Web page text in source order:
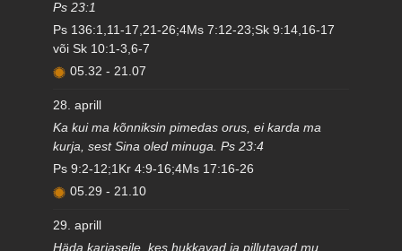
Ps 23:1
Ps 136:1,11-17,21-26;4Ms 7:12-23;Sk 9:14,16-17
või Sk 10:1-3,6-7
05.32 - 21.07
28. aprill
Ka kui ma kõnniksin pimedas orus, ei karda ma
kurja, sest Sina oled minuga. Ps 23:4
Ps 9:2-12;1Kr 4:9-16;4Ms 17:16-26
05.29 - 21.10
29. aprill
Häda karjaseile, kes hukkavad ja pillutavad mu